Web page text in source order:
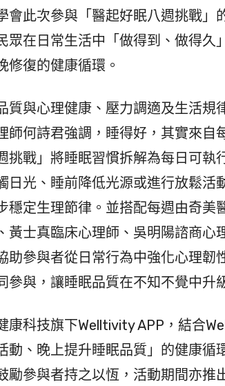
會此次參與「醫起好眠八週挑戰」
眾在日常生活中「做得到、做得久
修復的健康循環。
質與心理健康、壓力調適及生活規
師何詩君強調，睡得好，其實來自
挑戰」將睡眠習慣拆解為每日可執
日光、睡前降低光源或進行放鬆活
穩定生理節律。並搭配每週由奇美
黃士真臨床心理師、吳明陽諮商心
助參與者從日常行為中強化心理韌
參與，讓睡眠品質在不知不覺中升
科技旗下Welltivity APP，結合
動、晚上提升睡眠品質」的健康循
勵參與者持之以恆，活動期間亦推